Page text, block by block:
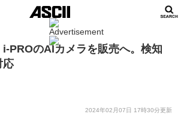
PROのAIカメラを販売へ。検知
応
2024年02月07日 17時30分更新